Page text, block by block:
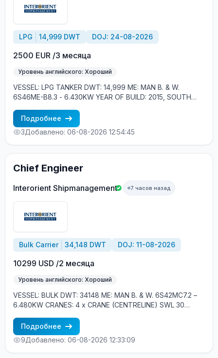
LPG 14,999 DWT DOJ: 24-08-2026
2500 EUR /3 месяца
Уровень английского: Хороший
VESSEL: LPG TANKER DWT: 14,999 ME: MAN B. & W.
6S46ME-B8.3 - 6.430KW YEAR OF BUILD: 2015, SOUTH
MINIMUM REQUIREMENTS: - GOOD ENGLISH - MIN. 1 YEAR
IN RANK
Подробнее
3Добавлено: 06-08-2026 12:54:45
Chief Engineer
Interorient Shipmanagement 7 часов назад
Bulk Carrier 34,148 DWT DOJ: 11-08-2026
10299 USD /2 месяца
Уровень английского: Хороший
VESSEL: BULK DWT: 34148 ME: MAN B. & W. 6S42MC7.2 –
6.480KW CRANES: 4 x CRANE (CENTRELINE) SWL 30
CREW ONBOARD: EASTERN EUROPE, FILIPINOS MINIMUM
REQUIREMENTS: - GOOD ENGLISH - EXPERIENCE MIN. 1
YEAR IN RANK ON BULK - EXPERIENCE WITH CARGO
CRANES
Подробнее
9Добавлено: 06-08-2026 12:33:09